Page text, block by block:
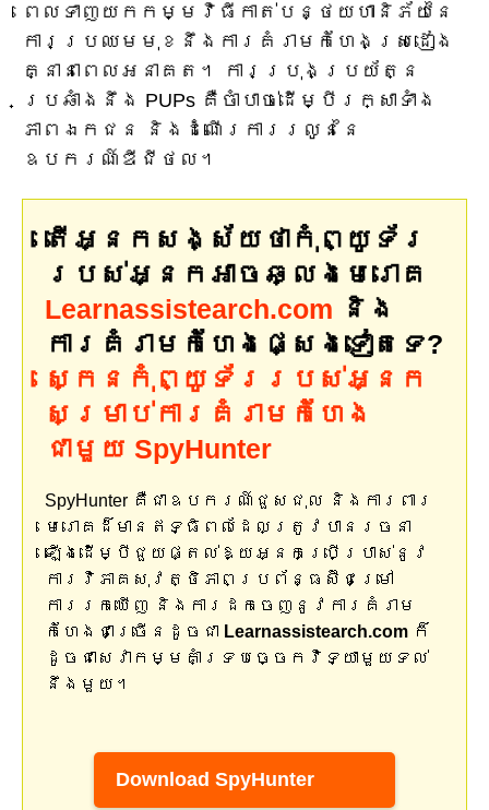
ពេលទាញយកកម្មវិធីកាត់បន្ថយហានិភ័យនៃ
ការប្រឈមមុខនឹងការគំរាមកំហែងស្រដៀង
គ្នានាពេលអនាគត។ ការប្រុងប្រយ័ត្ន
ប្រឆាំងនឹង PUPs គឺចាំបាច់ដើម្បីរក្សាទាំង
ភាពឯកជន និងដំណើរការរលូននៃ
ឧបករណ៍ឌីជីថល។
តើអ្នកសង្ស័យថាកុំព្យូទ័រ
របស់អ្នកអាចឆ្លងមេរោគ
Learnassistearch.com និង
ការគំរាមកំហែងផ្សេងទៀតទេ?
ស្កេនកុំព្យូទ័ររបស់អ្នក
សម្រាប់ការគំរាមកំហែង
ជាមួយ SpyHunter
SpyHunter គឺជាឧបករណ៍ជួសជុល និងការពារ
មេរោគដ៏មានឥទ្ធិពលដែលត្រូវបានរចនា
ឡើងដើម្បីជួយផ្តល់ឱ្យអ្នកប្រើប្រាស់នូវ
ការវិភាគសុវត្ថិភាពប្រព័ន្ធស៊ីជម្រៅ
ការរកឃើញ និងការដកចេញនូវការគំរាម
កំហែងជាច្រើនដូចជា Learnassistearch.com ក៏
ដូចជាសេវាកម្មគាំទ្របច្ចេកវិទ្យាមួយទល់
នឹងមួយ។
Download SpyHunter